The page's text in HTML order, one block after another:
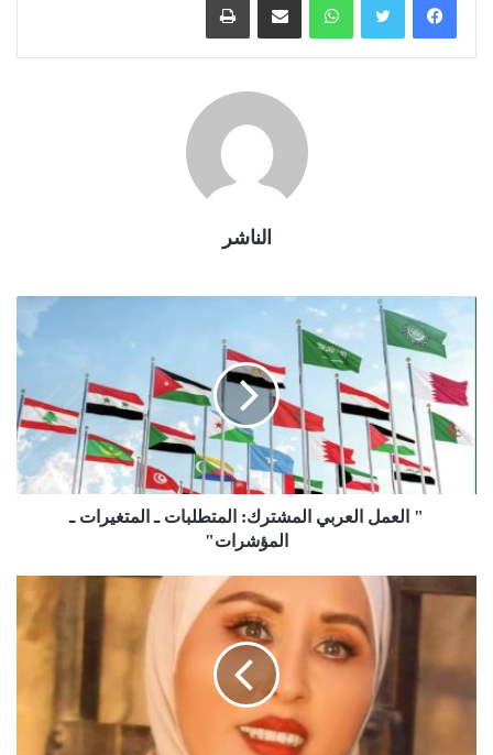
الناشر
" العمل العربي المشترك: المتطلبات ـ المتغيرات ـ
المؤشرات"